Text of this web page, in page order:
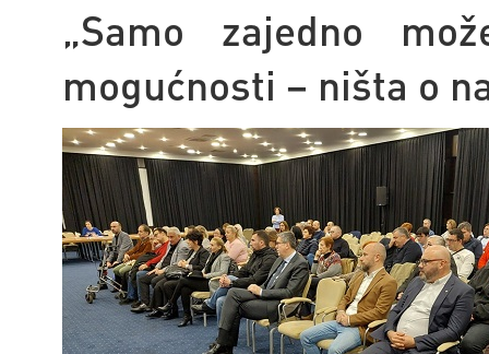
„Samo zajedno
mogućnosti – ništa o